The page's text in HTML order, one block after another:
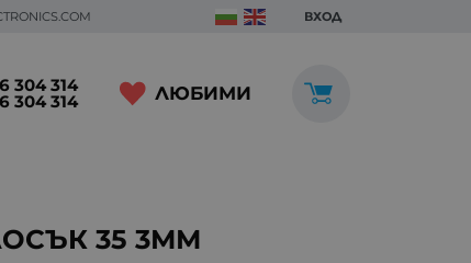
ВХОД
304 314
304 314 ЛЮБИМИ
35 3ММ